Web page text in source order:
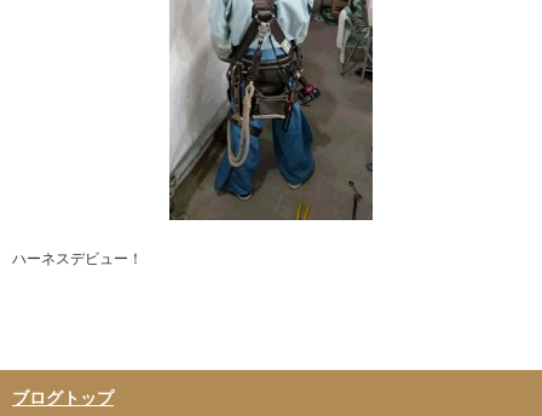
ハーネスデビュー！
ブログトップ